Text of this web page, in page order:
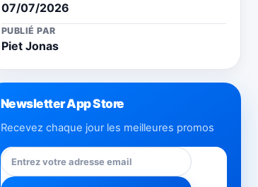
07/07/2026
PUBLIÉ PAR
Piet Jonas
Newsletter App Store
Recevez chaque jour les meilleures promos